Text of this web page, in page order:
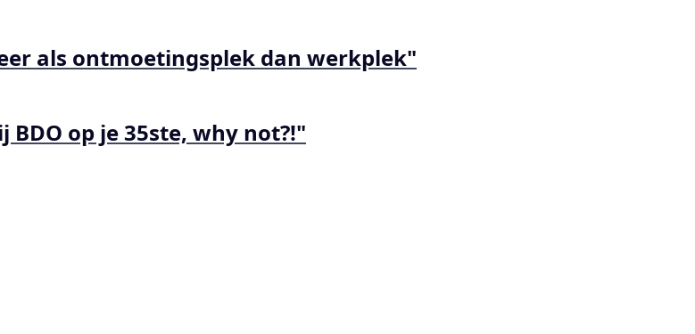
als ontmoetingsplek dan werkplek"
op je 35ste, why not?!"